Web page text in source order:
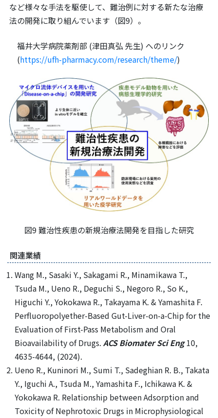
など様々な手法を駆使して、難治例に対する新たな治療
法の開発に取り組んでいます（図9）。
福井大学病院薬剤部 (津田真弘 先生) へのリンク
(https://ufh-pharmacy.com/research/theme/)
図9 難治性疾患の新規治療法開発を目指した研究
関連業績
Wang M., Sasaki Y., Sakagami R., Minamikawa T.,
Tsuda M., Ueno R., Deguchi S., Negoro R., So K.,
Higuchi Y., Yokokawa R., Takayama K. & Yamashita F.
Perfluoropolyether-Based Gut-Liver-on-a-Chip for the
Evaluation of First-Pass Metabolism and Oral
Bioavailability of Drugs. ACS Biomater Sci Eng10,
4635-4644, (2024).
Ueno R., Kuninori M., Sumi T., Sadeghian R. B., Takata
Y., Iguchi A., Tsuda M., Yamashita F., Ichikawa K. &
Yokokawa R. Relationship between Adsorption and
Toxicity of Nephrotoxic Drugs in Microphysiological